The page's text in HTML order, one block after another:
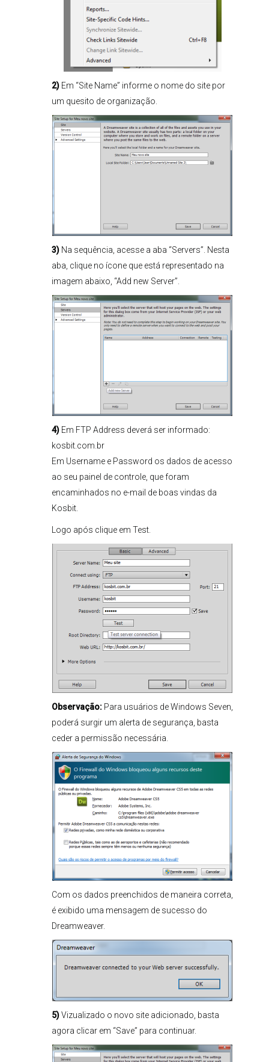
2) Em “Site Name” informe o nome do site por
um quesito de organização.
3) Na sequência, acesse a aba “Servers”. Nesta
aba, clique no ícone que está representado na
imagem abaixo, “Add new Server”.
4) Em FTP Address deverá ser informado:
kosbit.com.br
Em Username e Password os dados de acesso
ao seu painel de controle, que foram
encaminhados no e-mail de boas vindas da
Kosbit.
Logo após clique em Test.
Observação: Para usuários de Windows Seven,
poderá surgir um alerta de segurança, basta
ceder a permissão necessária.
Com os dados preenchidos de maneira correta,
é exibido uma mensagem de sucesso do
Dreamweaver.
5)Vizualizado o novo site adicionado, basta
agora clicar em “Save” para continuar.